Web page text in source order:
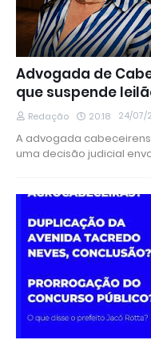
Advogada de
que suspende
Redação 20:18 24/07/
A advogada
uma decisão judicial